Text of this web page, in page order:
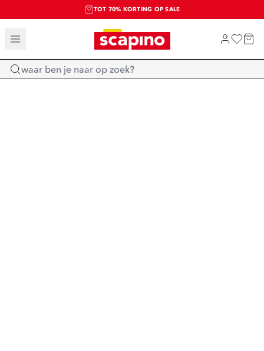
TOT 70% KORTING OP SALE
SALE: LAATSTE KANS!
SHOP NIEUW
Home